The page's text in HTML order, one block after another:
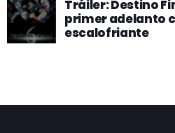
Tráiler: Destino
primer adelanto
escalofriante